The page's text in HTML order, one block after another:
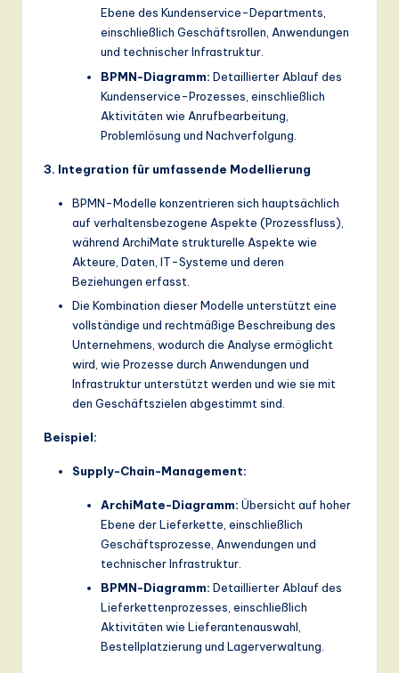
Ebene des Kundenservice-Departments,
einschließlich Geschäftsrollen, Anwendungen
und technischer Infrastruktur.
BPMN-Diagramm: Detaillierter Ablauf des
Kundenservice-Prozesses, einschließlich
Aktivitäten wie Anrufbearbeitung,
Problemlösung und Nachverfolgung.
3. Integration für umfassende Modellierung
BPMN-Modelle konzentrieren sich hauptsächlich
auf verhaltensbezogene Aspekte (Prozessfluss),
während ArchiMate strukturelle Aspekte wie
Akteure, Daten, IT-Systeme und deren
Beziehungen erfasst.
Die Kombination dieser Modelle unterstützt eine
vollständige und rechtmäßige Beschreibung des
Unternehmens, wodurch die Analyse ermöglicht
wird, wie Prozesse durch Anwendungen und
Infrastruktur unterstützt werden und wie sie mit
den Geschäftszielen abgestimmt sind.
Beispiel:
Supply-Chain-Management:
ArchiMate-Diagramm: Übersicht auf hoher
Ebene der Lieferkette, einschließlich
Geschäftsprozesse, Anwendungen und
technischer Infrastruktur.
BPMN-Diagramm: Detaillierter Ablauf des
Lieferkettenprozesses, einschließlich
Aktivitäten wie Lieferantenauswahl,
Bestellplatzierung und Lagerverwaltung.